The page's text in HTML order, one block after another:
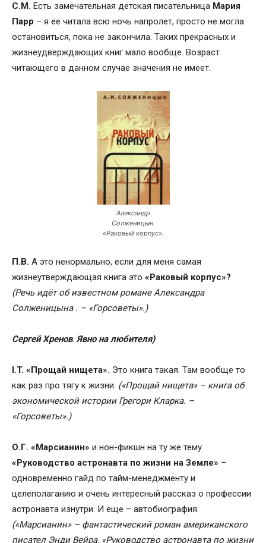
С.М. Есть замечательная детская писательница Мария
Парр – я ее читала всю ночь напролет, просто не могла
остановиться, пока не закончила. Таких прекрасных и
жизнеудверждающих книг мало вообще. Возраст
читающего в данном случае значения не имеет.
Александр
Солженицын.
«Раковый корпус».
П.В. А это ненормально, если для меня самая
жизнеутверждающая книга это «Раковый корпус»?
(Речь идёт об известном романе Александра
Солженицына. – «Горсоветы».)
Cергей Хренов. Явно на любителя)
I.T. «Прощай нищета». Это книга такая. Там вообще то
как раз про тягу к жизни. («Прощай нищета» – книга об
экономической истории Грегори Кларка. –
«Горсоветы».)
О.Г. «Марсианин» и нон-фикшн на ту же тему
«Руководство астронавта по жизни на Земле» –
одновременно гайд по тайм-менеджменту и
целеполаганию и очень интересный рассказ о профессии
астронавта изнутри. И еще – автобиография.
(«Марсианин» – фантастический роман американского
писател Энди Вейра, «Руководство астронавта по жизни